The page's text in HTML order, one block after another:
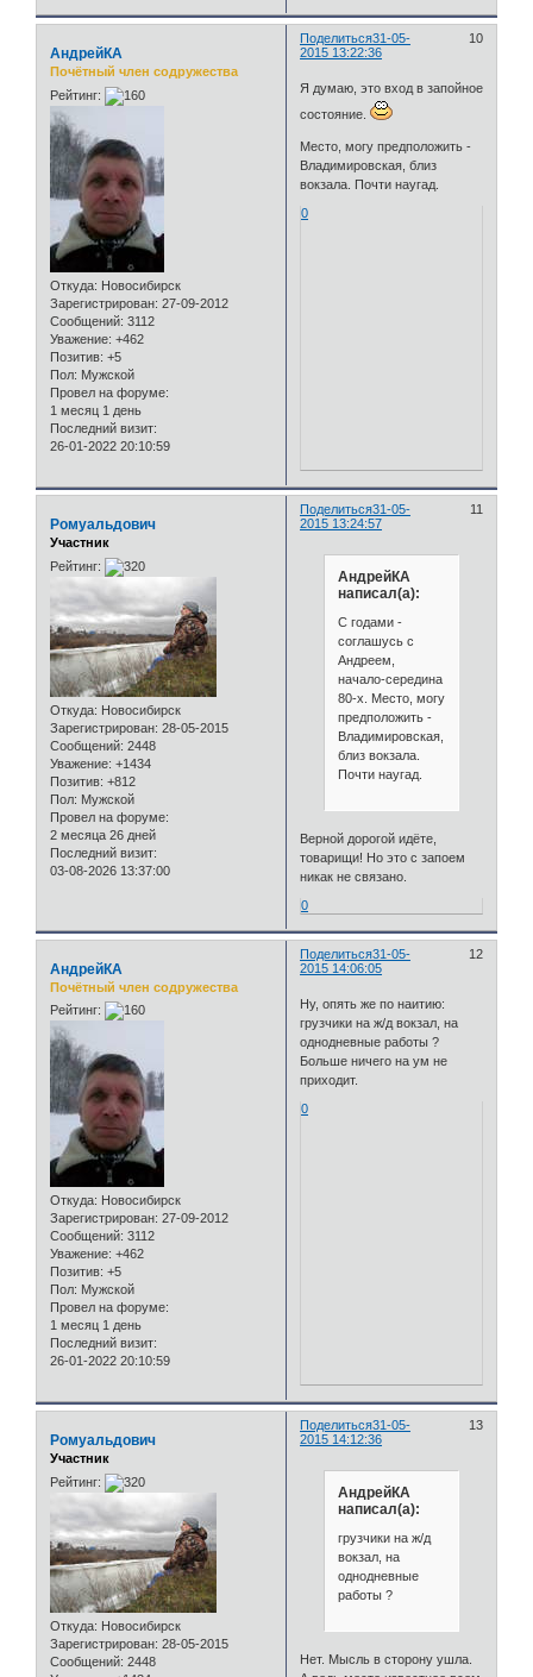
Поделиться 10
31-05-
2015 13:22:36
АндрейКА
Почётный член содружества
Рейтинг:
Откуда: Новосибирск
Зарегистрирован: 27-09-2012
Сообщений: 3112
Уважение: +462
Позитив: +5
Пол: Мужской
Провел на форуме:
1 месяц 1 день
Последний визит:
26-01-2022 20:10:59
Я думаю, это вход в запойное
состояние.
Место, могу предположить -
Владимировская, близ
вокзала. Почти наугад.
0
Поделиться 11
31-05-
2015 13:24:57
Ромуальдович
Участник
Рейтинг:
Откуда: Новосибирск
Зарегистрирован: 28-05-2015
Сообщений: 2448
Уважение: +1434
Позитив: +812
Пол: Мужской
Провел на форуме:
2 месяца 26 дней
Последний визит:
03-08-2026 13:37:00
АндрейКА
написал(а):
С годами -
соглашусь с
Андреем,
начало-середина
80-х. Место, могу
предположить -
Владимировская,
близ вокзала.
Почти наугад.
Верной дорогой идёте,
товарищи! Но это с запоем
никак не связано.
0
Поделиться 12
31-05-
2015 14:06:05
АндрейКА
Почётный член содружества
Рейтинг:
Откуда: Новосибирск
Зарегистрирован: 27-09-2012
Сообщений: 3112
Уважение: +462
Позитив: +5
Пол: Мужской
Провел на форуме:
1 месяц 1 день
Последний визит:
26-01-2022 20:10:59
Ну, опять же по наитию:
грузчики на ж/д вокзал, на
однодневные работы ?
Больше ничего на ум не
приходит.
0
Поделиться 13
31-05-
2015 14:12:36
Ромуальдович
Участник
Рейтинг:
Откуда: Новосибирск
Зарегистрирован: 28-05-2015
Сообщений: 2448
АндрейКА
написал(а):
грузчики на ж/д
вокзал, на
однодневные
работы ?
Нет. Мысль в сторону ушла.